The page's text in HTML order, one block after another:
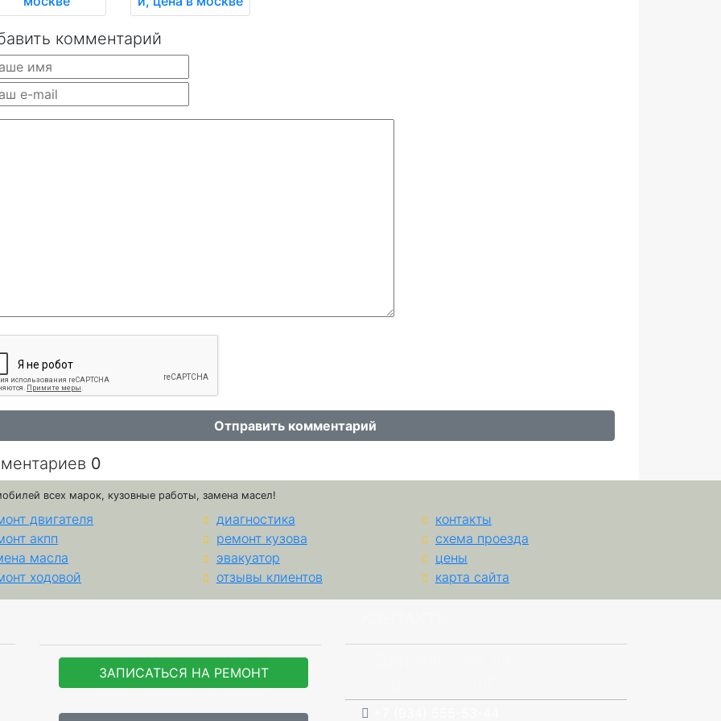
комментарий
Отправить комментарий
0
всех марок, кузовные работы, замена масел!
двигателя
акпп
масла
ходовой
диагностика
ремонт кузова
эвакуатор
отзывы клиентов
контакты
схема проезда
цены
карта сайта
ЗАПИСАТЬСЯ НА РЕМОНТ